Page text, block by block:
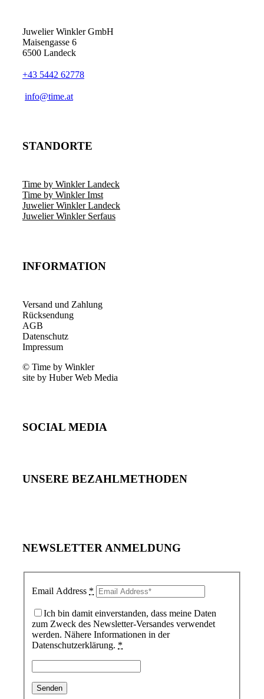
Juwelier Winkler GmbH
Maisengasse 6
6500 Landeck
+43 5442 62778
info@time.at
STANDORTE
Time by Winkler Landeck
Time by Winkler Imst
Juwelier Winkler Landeck
Juwelier Winkler Serfaus
INFORMATION
Versand und Zahlung
Rücksendung
AGB
Datenschutz
Impressum
© Time by Winkler
site by Huber Web Media
SOCIAL MEDIA
UNSERE BEZAHLMETHODEN
NEWSLETTER ANMELDUNG
Email Address *
Ich bin damit einverstanden, dass meine Daten
zum Zweck des Newsletter-Versandes verwendet
werden. Nähere Informationen in der
Datenschutzerklärung. *